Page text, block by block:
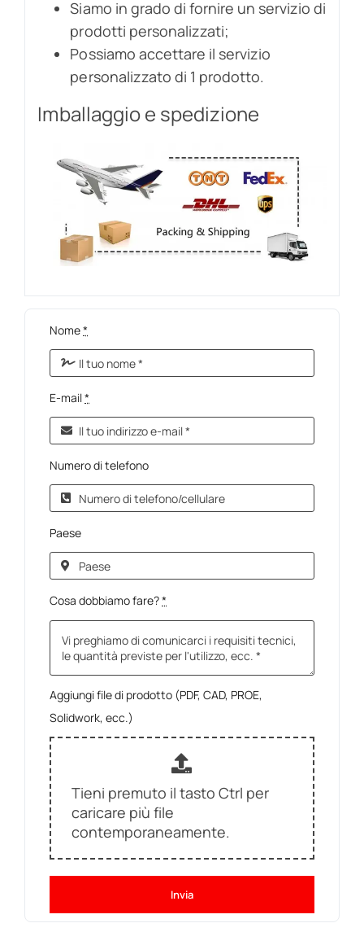
Siamo in grado di fornire un servizio di
prodotti personalizzati;
Possiamo accettare il servizio
personalizzato di 1 prodotto.
Imballaggio e spedizione
Nome*
E-mail*
Numero di telefono
Paese
Cosa dobbiamo fare?*
Aggiungi file di prodotto (PDF, CAD, PROE,
Solidwork, ecc.)
Tieni premuto il tasto Ctrl per
caricare più file
contemporaneamente.
Invia